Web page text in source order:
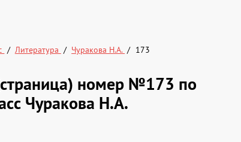
Литература Чуракова Н.А. 173
номер №173 по
Чуракова Н.А.